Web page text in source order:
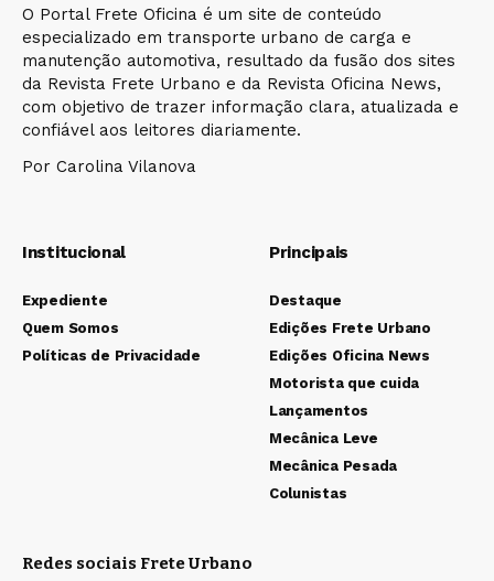
O Portal Frete Oficina é um site de conteúdo
especializado em transporte urbano de carga e
manutenção automotiva, resultado da fusão dos sites
da Revista Frete Urbano e da Revista Oficina News,
com objetivo de trazer informação clara, atualizada e
confiável aos leitores diariamente.
Por Carolina Vilanova
Institucional
Expediente
Quem Somos
Políticas de Privacidade
Principais
Destaque
Edições Frete Urbano
Edições Oficina News
Motorista que cuida
Lançamentos
Mecânica Leve
Mecânica Pesada
Colunistas
Redes sociais Frete Urbano